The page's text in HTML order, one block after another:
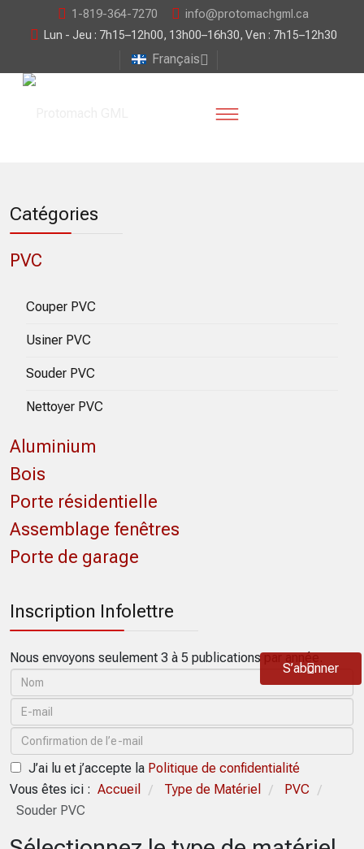
1-819-364-7270
info@protomachgml.ca
Lun - Jeu : 7h15–12h00, 13h00–16h30, Ven : 7h15–12h30
Français
Catégories
PVC
Couper PVC
Usiner PVC
Souder PVC
Nettoyer PVC
Aluminium
Bois
Porte résidentielle
Assemblage fenêtres
Porte de garage
Inscription Infolettre
Nous envoyons seulement 3 à 5 publications par année.
J’ai lu et j’accepte la Politique de confidentialité
S’abonner
Vous êtes ici : Accueil / Type de Matériel / PVC /
Souder PVC